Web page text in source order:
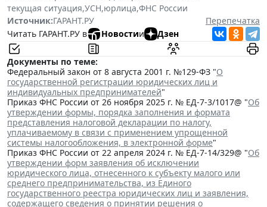
текущая ситуация,УСН,юрлица,ФНС России
Источник:ГАРАНТ.РУ
Перепечатка
Читать ГАРАНТ.РУ в
Новостии Дзен
Документы по теме:
Федеральный закон от 8 августа 2001 г. №129-ФЗ "О
государственной регистрации юридических лиц и
индивидуальных предпринимателей"
Приказ ФНС России от 26 ноября 2025 г. № ЕД-7-3/1017@ "Об
утверждении формы, порядка заполнения и формата
представления налоговой декларации по налогу,
уплачиваемому в связи с применением упрощенной
системы налогообложения, в электронной форме"
Приказ ФНС России от 22 апреля 2024 г. № ЕД-7-14/329@ "Об
утверждении форм заявления об исключении
юридического лица, отнесенного к субъекту малого или
среднего предпринимательства, из Единого
государственного реестра юридических лиц и заявления,
содержащего сведения о принятии решения о